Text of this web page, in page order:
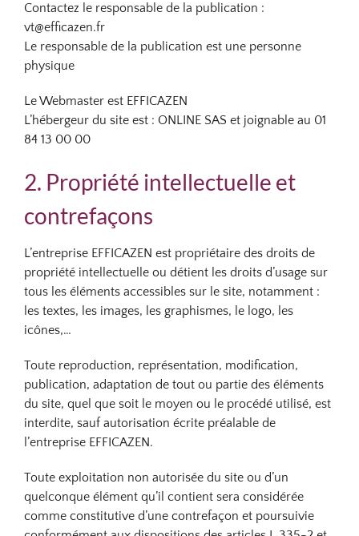
Contactez le responsable de la publication :
vt@efficazen.fr
Le responsable de la publication est une personne
physique
Le Webmaster est EFFICAZEN
L’hébergeur du site est : ONLINE SAS et joignable au 01
84 13 00 00
2. Propriété intellectuelle et
contrefaçons
L’entreprise EFFICAZEN est propriétaire des droits de
propriété intellectuelle ou détient les droits d’usage sur
tous les éléments accessibles sur le site, notamment :
les textes, les images, les graphismes, le logo, les
icônes,…
Toute reproduction, représentation, modification,
publication, adaptation de tout ou partie des éléments
du site, quel que soit le moyen ou le procédé utilisé, est
interdite, sauf autorisation écrite préalable de
l’entreprise EFFICAZEN.
Toute exploitation non autorisée du site ou d’un
quelconque élément qu’il contient sera considérée
comme constitutive d’une contrefaçon et poursuivie